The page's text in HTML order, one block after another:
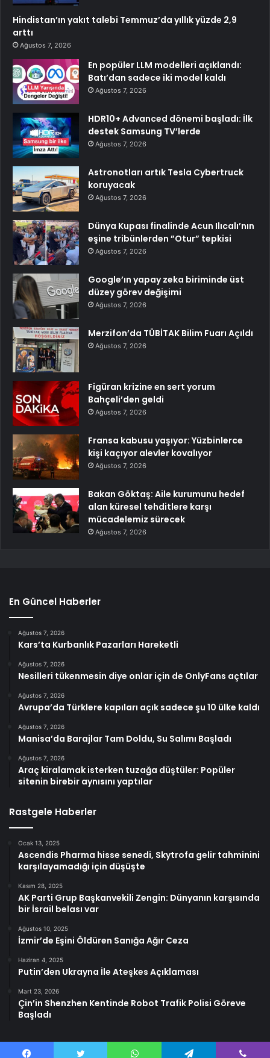
Hindistan’ın yakıt talebi Temmuz’da yıllık yüzde 2,9
arttı
Ağustos 7, 2026
En popüler LLM modelleri açıklandı:
Batı’dan sadece iki model kaldı
Ağustos 7, 2026
HDR10+ Advanced dönemi başladı: İlk
destek Samsung TV’lerde
Ağustos 7, 2026
Astronotları artık Tesla Cybertruck
koruyacak
Ağustos 7, 2026
Dünya Kupası finalinde Acun Ilıcalı’nın
eşine tribünlerden ”Otur” tepkisi
Ağustos 7, 2026
Google’ın yapay zeka biriminde üst
düzey görev değişimi
Ağustos 7, 2026
Merzifon’da TÜBİTAK Bilim Fuarı Açıldı
Ağustos 7, 2026
Figüran krizine en sert yorum
Bahçeli’den geldi
Ağustos 7, 2026
Fransa kabusu yaşıyor: Yüzbinlerce
kişi kaçıyor alevler kovalıyor
Ağustos 7, 2026
Bakan Göktaş: Aile kurumunu hedef
alan küresel tehditlere karşı
mücadelemiz sürecek
Ağustos 7, 2026
En Güncel Haberler
Ağustos 7, 2026
Kars’ta Kurbanlık Pazarları Hareketli
Ağustos 7, 2026
Nesilleri tükenmesin diye onlar için de OnlyFans açtılar
Ağustos 7, 2026
Avrupa’da Türklere kapıları açık sadece şu 10 ülke kaldı
Ağustos 7, 2026
Manisa’da Barajlar Tam Doldu, Su Salımı Başladı
Ağustos 7, 2026
Araç kiralamak isterken tuzağa düştüler: Popüler
sitenin birebir aynısını yaptılar
Rastgele Haberler
Ocak 13, 2025
Ascendis Pharma hisse senedi, Skytrofa gelir tahminini
karşılayamadığı için düşüşte
Kasım 28, 2025
AK Parti Grup Başkanvekili Zengin: Dünyanın karşısında
bir İsrail belası var
Ağustos 10, 2025
İzmir’de Eşini Öldüren Sanığa Ağır Ceza
Haziran 4, 2025
Putin’den Ukrayna İle Ateşkes Açıklaması
Mart 23, 2026
Çin’in Shenzhen Kentinde Robot Trafik Polisi Göreve
Başladı